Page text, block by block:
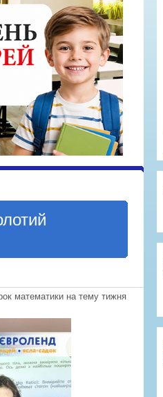
математики на тему тижня